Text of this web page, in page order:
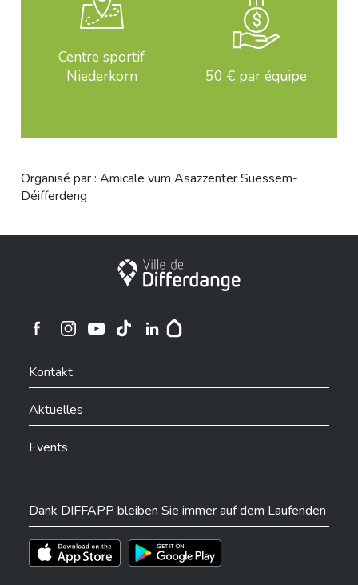
Centre sportif
Niederkorn
50 € par équipe
Organisé par : Amicale vum Asazzenter Suessem-
Déifferdeng
Stadt Differdingen
Ville de Differdange sur Instagram
Kontakt
Aktuelles
Events
Dank DIFFAPP bleiben Sie immer auf dem Laufenden
Téléchargez l'app sur l'App StoreTéléchargez l'app sur Play Store